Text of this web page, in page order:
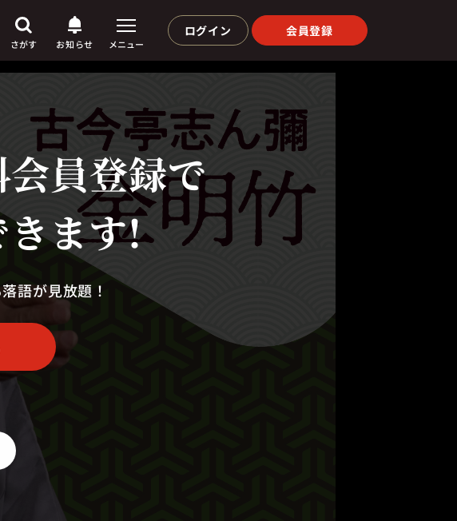
さがす お知らせ メニュー
ログイン 会員登録
員登録で
きます!
語が見放題！